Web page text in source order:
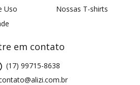
Uso
Nossas T-shirts
em contato
(17) 99715-8638